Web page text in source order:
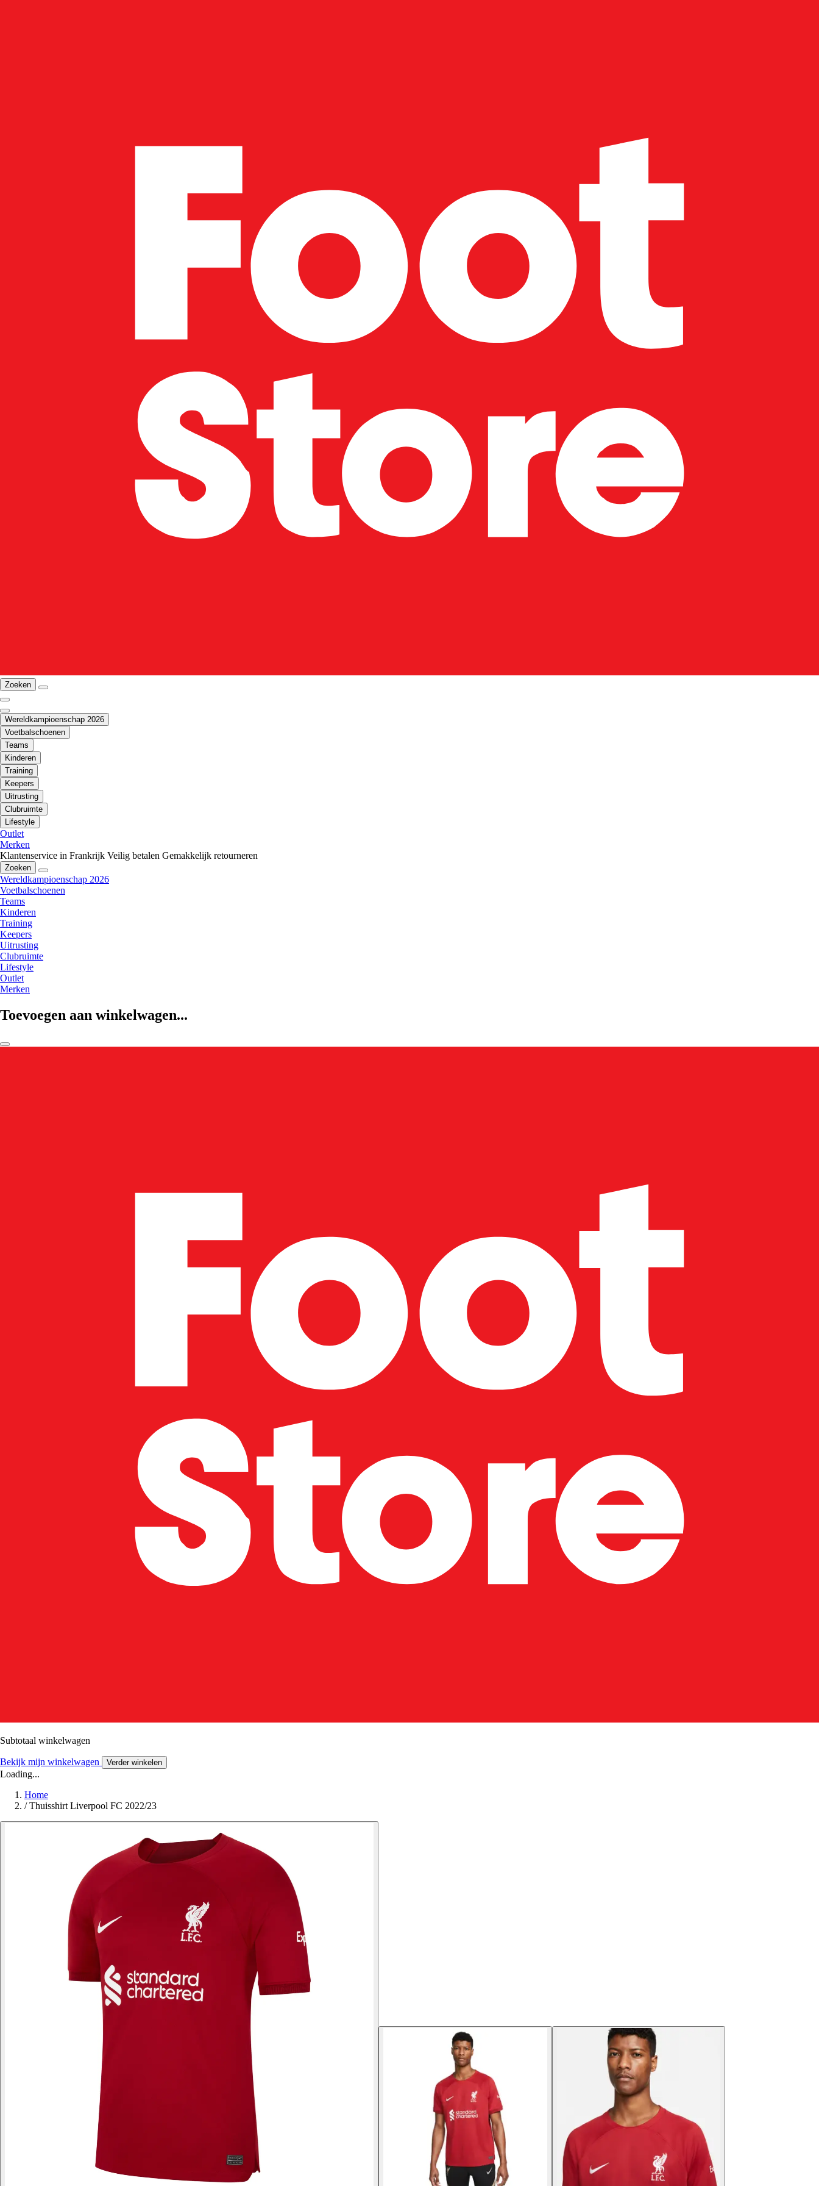
Zoeken
Wereldkampioenschap 2026
Voetbalschoenen
Teams
Kinderen
Training
Keepers
Uitrusting
Clubruimte
Lifestyle
Outlet
Merken
Klantenservice in Frankrijk Veilig betalen Gemakkelijk retourneren
Zoeken
Wereldkampioenschap 2026
Voetbalschoenen
Teams
Kinderen
Training
Keepers
Uitrusting
Clubruimte
Lifestyle
Outlet
Merken
Toevoegen aan winkelwagen...
Subtotaal winkelwagen
Bekijk mijn winkelwagen Verder winkelen
Loading...
Home
/ Thuisshirt Liverpool FC 2022/23